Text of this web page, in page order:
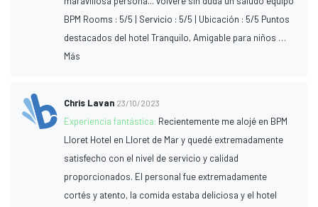
BPM Rooms : 5/5 | Servicio : 5/5 | Ubicación : 5/5 Puntos
destacados del hotel Tranquilo, Amigable para niños …
Más
Chris Lavan 23/10/2023
Experiencia fantástica: Recientemente me alojé en BPM
Lloret Hotel en Lloret de Mar y quedé extremadamente
satisfecho con el nivel de servicio y calidad
proporcionados. El personal fue extremadamente
cortés y atento, la comida estaba deliciosa y el hotel